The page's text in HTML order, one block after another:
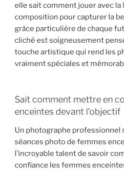
elle sait comment jouer avec la
composition pour capturer la
grâce particulière de chaque
cliché est soigneusement
touche artistique qui rend les
vraiment spéciales et
Sait comment mettre en
enceintes devant l’objectif
Un photographe professionnel
séances photo de femmes
l’incroyable talent de savoir
confiance les femmes